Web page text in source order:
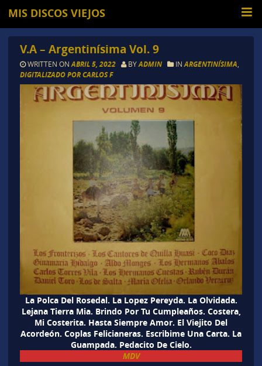
MIS DISCOS VIEJOS
V.A – Argentinísima Vol. 9
WRITTEN ON ABRIL 5, 2022 BYADMIN IN ARGENTINÍSIMA
DIGITALIZADO POR CARLOS F
La Polca Del Rosedal. La Lopez Pereyda. La Olvidada.
Lejana Tierra Mia. Brindo Por Tu Cumpleaños. Costera,
Mi Costerita. Hasta Siempre Amor. El Viejito Del
Acordeón. Coplas Felicianeras. Escribime Una Carta. La
Guampada. Pedacito De Cielo.
MDV